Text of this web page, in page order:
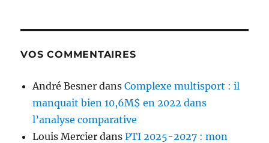
VOS COMMENTAIRES
André Besner dansComplexe multisport : il
manquait bien 10,6M$ en 2022 dans
l’analyse comparative
Louis Mercier dansPTI 2025-2027 : mon